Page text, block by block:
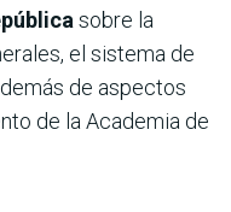
sobre la
el sistema de
de aspectos
de la Academia de